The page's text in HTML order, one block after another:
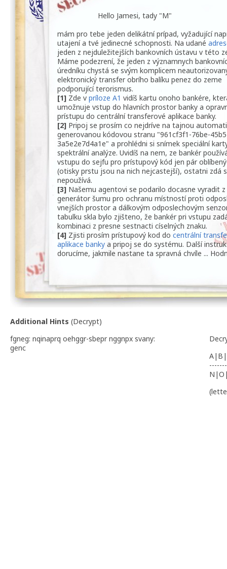
Hello Jamesi, tady "M"
mám pro tebe jeden delikátní prípad, vyžadující
utajení a tvé jedinecné schopnosti. Na udané
jeden z nejduležitejších bankovních ústavu v této
Máme podezrení, že jeden z významnych
úredníku chystá se svým komplicem
elektronický transfer obrího balíku penez do zeme
podporující terorismus.
[1] Zde v príloze A1 vidíš kartu onoho bankére,
umožnuje vstup do hlavních prostor banky a
prístupu do centrální transferové aplikace banky.
[2] Pripoj se prosím co nejdríve na tajnou
generovanou kódovou stranu "961cf3f1-76be-
3a5e2e7d4a1e" a prohlédni si snímek speciální
spektrální analýze. Uvidíš na nem, ze bankér
vstupu do sejfu pro prístupový kód jen pár
(otisky prstu jsou na nich nejcastejší), ostatni zdá
nepoužívá.
[3] Našemu agentovi se podarilo docasne vyradit
generátor šumu pro ochranu místností proti
vnejších prostor a dálkovým odposlechovým
tabulku skla bylo zjišteno, že bankér pri vstupu
kombinaci z presne sestnacti císelných znaku.
[4] Zjisti prosím prístupový kod do centrální
aplikace banky a pripoj se do systému. Další
dorucíme, jakmile nastane ta spravná chvíle ...
Additional Hints (Decrypt)
fgneg: nqinaprq oehggr-sbepr nggnpx svany:
genc